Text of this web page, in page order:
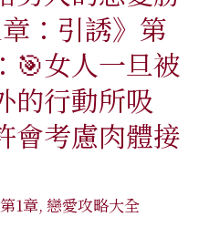
：引誘》第
🎯女人一旦被
的行動所吸
會考慮肉體接
1章, 戀愛攻略大全